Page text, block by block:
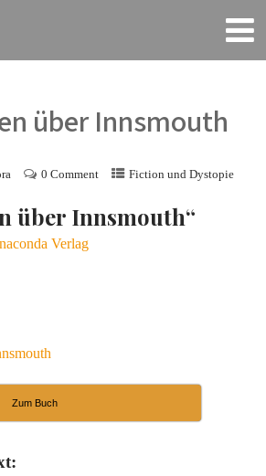
über Innsmouth
0 Comment Fiction und Dystopie
über Innsmouth“
Verlag
Zum Buch